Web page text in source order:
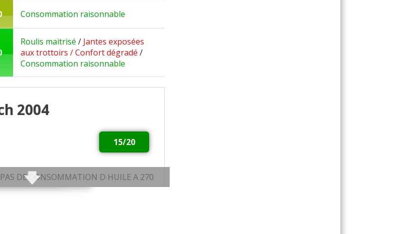
Consommation raisonnable
Roulis maitrisé / Jantes exposées
aux trottoirs / Confort dégradé /
Consommation raisonnable
2004
15/20
DE CONSOMMATION D HUILE A 270
IMPORTANTE DES JANTES ET